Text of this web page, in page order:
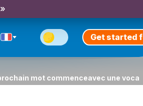
Get started
mot commenceavec une voca